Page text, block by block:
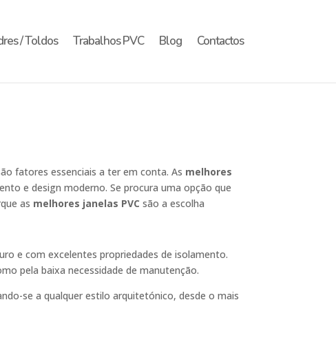
/ Toldos Trabalhos PVC Blog Contactos
fatores essenciais a ter em conta. As melhores
e design moderno. Se procura uma opção que
as melhores janelas PVC são a escolha
e com excelentes propriedades de isolamento.
pela baixa necessidade de manutenção.
se a qualquer estilo arquitetónico, desde o mais